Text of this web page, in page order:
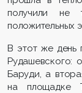
получили не
положительных
В этот же день
Рудашевского:
Баруди, а
на площадке